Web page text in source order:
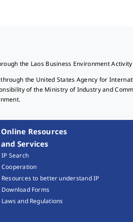
the Laos Business Environment Activity
the United States Agency for
of the Ministry of Industry and
Online Resources
and Services
IP Search
Cooperation
Resources to better understand IP
Download Forms
Laws and Regulations